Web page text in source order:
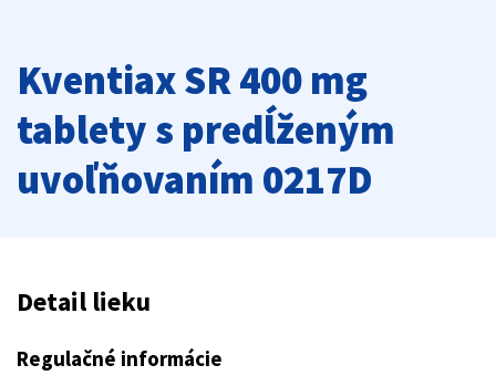
Kventiax SR 400 mg
tablety s predĺženým
uvoľňovaním 0217D
Detail lieku
Regulačné informácie